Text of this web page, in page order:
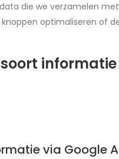
die we verzamelen
optimaliseren of
via Google